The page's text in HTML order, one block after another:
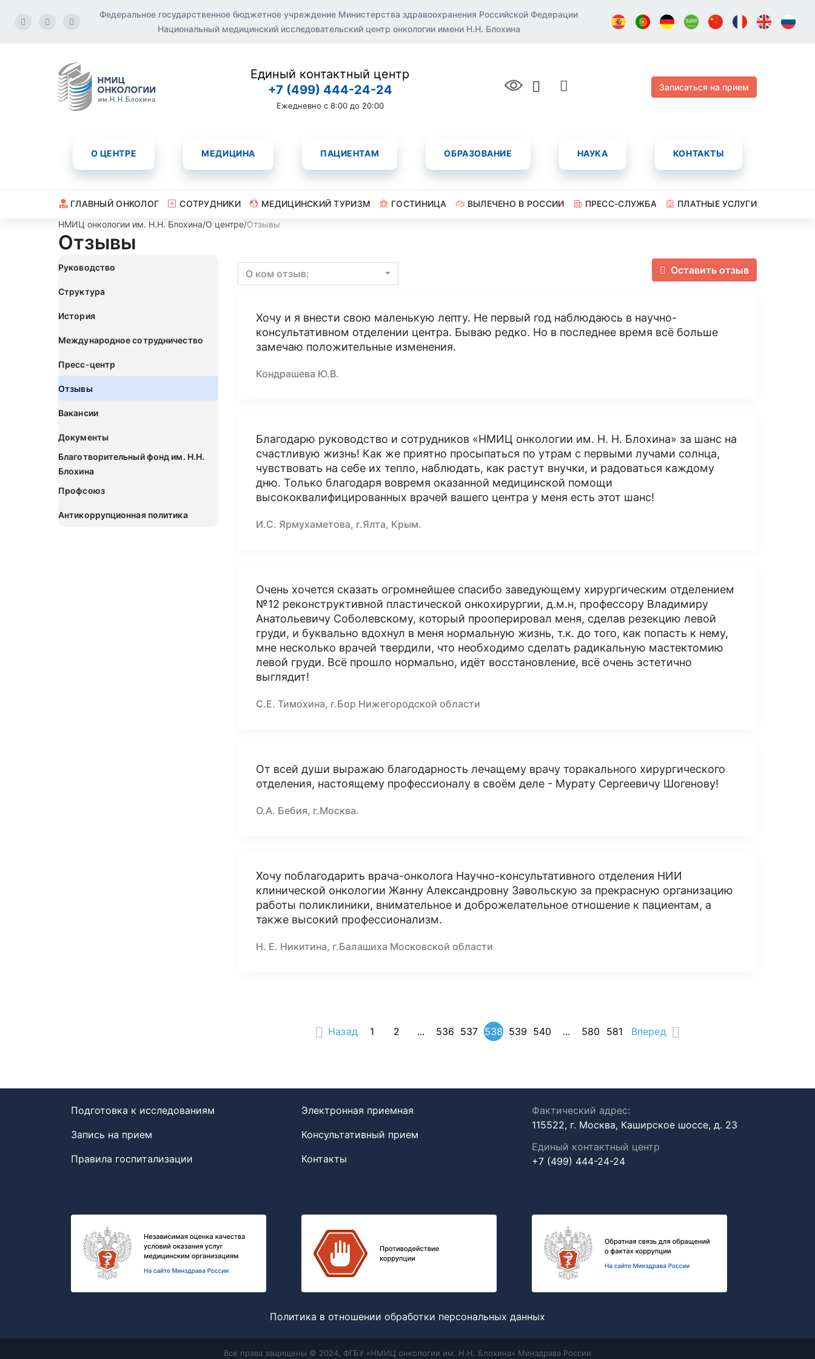
Федеральное государственное бюджетное учреждение Министерства здравоохранения Российской Федерации
Национальный медицинский исследовательский центр онкологии имени Н.Н. Блохина
Единый контактный центр
+7 (499) 444-24-24
Ежедневно с 8:00 до 20:00
Записаться на прием
О ЦЕНТРЕ МЕДИЦИНА ПАЦИЕНТАМ ОБРАЗОВАНИЕ НАУКА КОНТАКТЫ
ГЛАВНЫЙ ОНКОЛОГ СОТРУДНИКИ МЕДИЦИНСКИЙ ТУРИЗМ ГОСТИНИЦА ВЫЛЕЧЕНО В РОССИИ ПРЕСС-СЛУЖБА
ПЛАТНЫЕ УСЛУГИ
НМИЦ онкологии им. Н.Н. Блохина/О центре/Отзывы
Отзывы
Руководство
Структура
История
Международное сотрудничество
Пресс-центр
Отзывы
Вакансии
Документы
Благотворительный фонд им. Н.Н.
Блохина
Профсоюз
Антикоррупционная политика
Оставить отзыв
О ком отзыв:
Хочу и я внести свою маленькую лепту. Не первый год наблюдаюсь в научно-
консультативном отделении центра. Бываю редко. Но в последнее время всё больше
замечаю положительные изменения.
Кондрашева Ю.В.
Благодарю руководство и сотрудников «НМИЦ онкологии им. Н. Н. Блохина» за шанс на
счастливую жизнь! Как же приятно просыпаться по утрам с первыми лучами солнца,
чувствовать на себе их тепло, наблюдать, как растут внучки, и радоваться каждому
дню. Только благодаря вовремя оказанной медицинской помощи
высококвалифицированных врачей вашего центра у меня есть этот шанс!
И.С. Ярмухаметова, г.Ялта, Крым.
Очень хочется сказать огромнейшее спасибо заведующему хирургическим отделением
№12 реконструктивной пластической онкохирургии, д.м.н, профессору Владимиру
Анатольевичу Соболевскому, который прооперировал меня, сделав резекцию левой
груди, и буквально вдохнул в меня нормальную жизнь, т.к. до того, как попасть к нему,
мне несколько врачей твердили, что необходимо сделать радикальную мастектомию
левой груди. Всё прошло нормально, идёт восстановление, всё очень эстетично
выглядит!
С.Е. Тимохина, г.Бор Нижегородской области
От всей души выражаю благодарность лечащему врачу торакального хирургического
отделения, настоящему профессионалу в своём деле - Мурату Сергеевичу Шогенову!
О.А. Бебия, г.Москва.
Хочу поблагодарить врача-онколога Научно-консультативного отделения НИИ
клинической онкологии Жанну Александровну Завольскую за прекрасную организацию
работы поликлиники, внимательное и доброжелательное отношение к пациентам, а
также высокий профессионализм.
Н. Е. Никитина, г.Балашиха Московской области
Назад 1 2 ... 536 537 538 539 540 ... 580 581 Вперед
Подготовка к исследованиям
Запись на прием
Правила госпитализации
Электронная приемная
Консультативный прием
Контакты
Фактический адрес:
115522, г. Москва, Каширское шоссе, д. 23
Единый контактный центр
+7 (499) 444-24-24
Политика в отношении обработки персональных данных
Все права защищены © 2024, ФГБУ «НМИЦ онкологии им. Н.Н. Блохина» Минздрава России